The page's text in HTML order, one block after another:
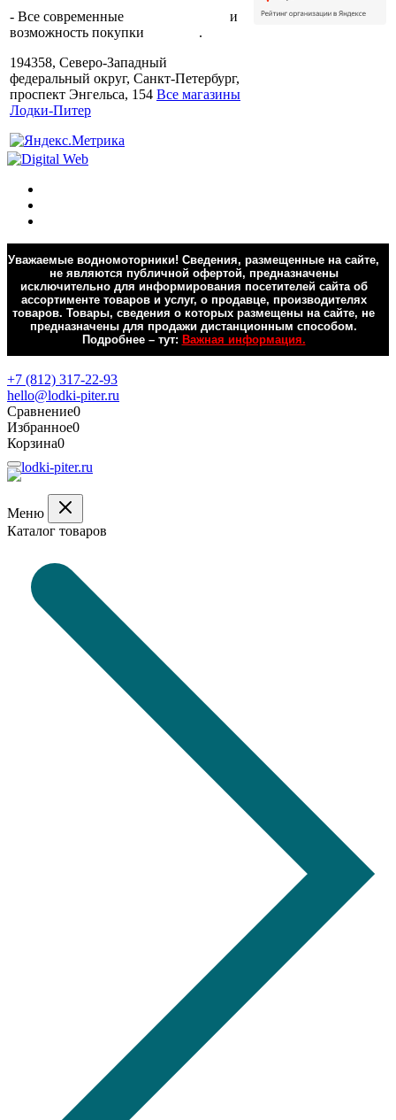
- Все современные
и
возможность покупки
.
194358, Северо-Западный
федеральный округ, Санкт-Петербург,
проспект Энгельса, 154 Все магазины
Лодки-Питер
Уважаемые водномоторники! Сведения, размещенные на сайте,
не являются публичной офертой, предназначены
исключительно для информирования посетителей сайта об
ассортименте товаров и услуг, о продавце, производителях
товаров. Товары, сведения о которых размещены на сайте, не
предназначены для продажи дистанционным способом.
Подробнее – тут: Важная информация.
+7 (812) 317-22-93
hello@lodki-piter.ru
Сравнение0
Избранное0
Корзина0
Меню
Каталог товаров